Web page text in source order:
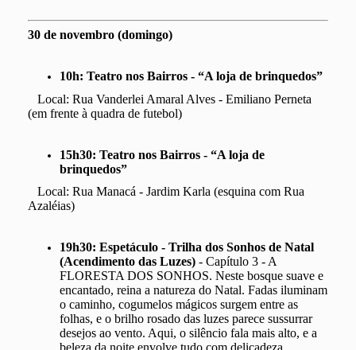
30 de novembro (domingo)
10h: Teatro nos Bairros - “A loja de brinquedos”
Local: Rua Vanderlei Amaral Alves - Emiliano Perneta
(em frente à quadra de futebol)
15h30: Teatro nos Bairros - “A loja de
brinquedos”
Local: Rua Manacá - Jardim Karla (esquina com Rua
Azaléias)
19h30: Espetáculo - Trilha dos Sonhos de Natal
(Acendimento das Luzes) - Capítulo 3 - A
FLORESTA DOS SONHOS. Neste bosque suave e
encantado, reina a natureza do Natal. Fadas iluminam
o caminho, cogumelos mágicos surgem entre as
folhas, e o brilho rosado das luzes parece sussurrar
desejos ao vento. Aqui, o silêncio fala mais alto, e a